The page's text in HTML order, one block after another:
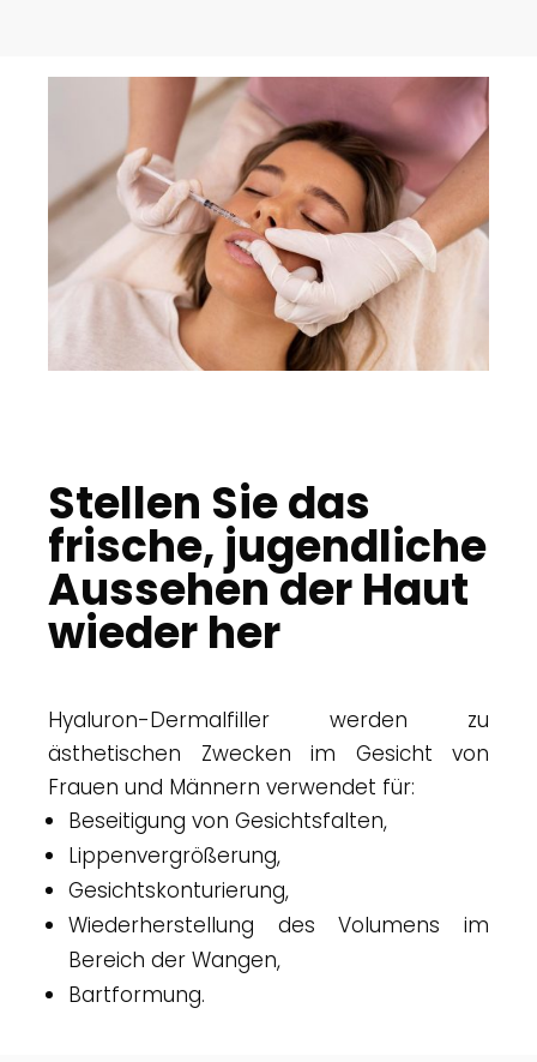
Stellen Sie das
frische, jugendliche
Aussehen der Haut
wieder her
Hyaluron-Dermalfiller werden zu
ästhetischen Zwecken im Gesicht von
Frauen und Männern verwendet für:
Beseitigung von Gesichtsfalten,
Lippenvergrößerung,
Gesichtskonturierung,
Wiederherstellung des Volumens im
Bereich der Wangen,
Bartformung.